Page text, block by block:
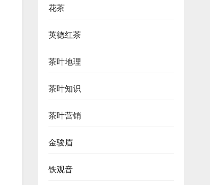
花茶
英德红茶
茶叶地理
茶叶知识
茶叶营销
金骏眉
铁观音